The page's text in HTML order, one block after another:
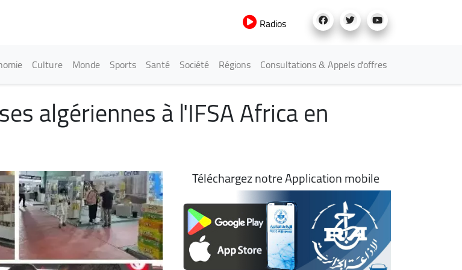
Radios
Culture Monde Sports Santé Société Régions Consultations & Appels d'offres
algériennes à l'IFSA Africa en
Téléchargez notre Application mobile